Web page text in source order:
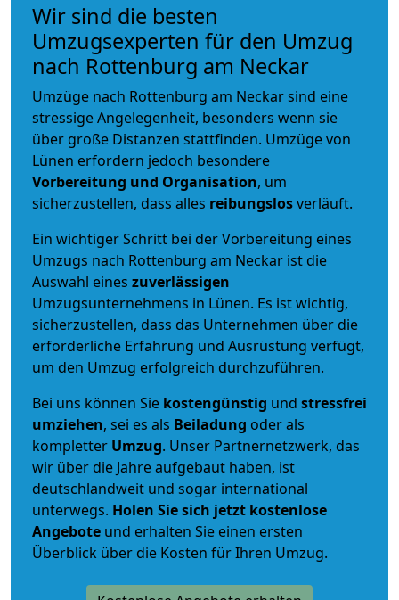
Wir sind die besten
Umzugsexperten für den Umzug
nach Rottenburg am Neckar
Umzüge nach Rottenburg am Neckar sind eine
stressige Angelegenheit, besonders wenn sie
über große Distanzen stattfinden. Umzüge von
Lünen erfordern jedoch besondere
Vorbereitung und Organisation, um
sicherzustellen, dass alles reibungslosverläuft.
Ein wichtiger Schritt bei der Vorbereitung eines
Umzugs nach Rottenburg am Neckar ist die
Auswahl eines zuverlässigen
Umzugsunternehmens in Lünen. Es ist wichtig,
sicherzustellen, dass das Unternehmen über die
erforderliche Erfahrung und Ausrüstung verfügt,
um den Umzug erfolgreich durchzuführen.
Bei uns können Sie kostengünstig und stressfrei
umziehen, sei es als Beiladung oder als
kompletter Umzug. Unser Partnernetzwerk, das
wir über die Jahre aufgebaut haben, ist
deutschlandweit und sogar international
unterwegs. Holen Sie sich jetzt kostenlose
Angebote und erhalten Sie einen ersten
Überblick über die Kosten für Ihren Umzug.